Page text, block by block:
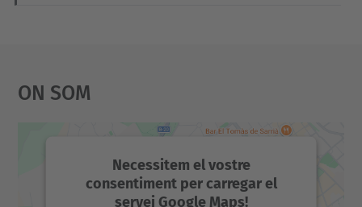
g
iOn Som
Necessitem el vostre
consentiment per carregar el
servei Google Maps!